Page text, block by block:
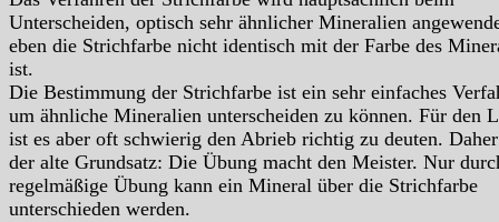
Unterscheiden, optisch sehr ähnlicher Mineralien
eben die Strichfarbe nicht identisch mit der Farbe des
ist.
Die Bestimmung der Strichfarbe ist ein sehr einfaches
um ähnliche Mineralien unterscheiden zu können. Für den
ist es aber oft schwierig den Abrieb richtig zu deuten.
der alte Grundsatz: Die Übung macht den Meister. Nur
regelmäßige Übung kann ein Mineral über die Strichfarbe
unterschieden werden.